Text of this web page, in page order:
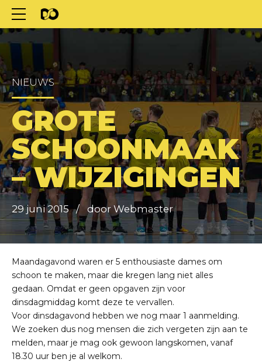
NIEUWS
GROTE
SCHOONMAAK
– WIJZIGINGEN
29 juni 2015 door Webmaster
Maandagavond waren er 5 enthousiaste dames om
schoon te maken, maar die kregen lang niet alles
gedaan. Omdat er geen opgaven zijn voor
dinsdagmiddag komt deze te vervallen.
Voor dinsdagavond hebben we nog maar 1 aanmelding.
We zoeken dus nog mensen die zich vergeten zijn aan te
melden, maar je mag ook gewoon langskomen, vanaf
18.30 uur ben je al welkom.